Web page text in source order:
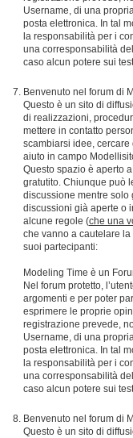
Username, di una
posta elettronica. In tal
la responsabilità per i
una corresponsabilità
caso alcun potere sui
Benvenuto nel forum di
Questo è un sito di
di realizzazioni,
mettere in contatto
scambiarsi idee,
aiuto in campo
Questo spazio è aperto
gratutito. Chiunque può
discussione mentre solo
discussioni già aperte o
alcune regole (che una
che vanno a cautelare
suoi partecipanti:
Modeling Time è un
Nel forum protetto,
argomenti e per poter
esprimere le proprie
registrazione prevede,
Username, di una
posta elettronica. In tal
la responsabilità per i
una corresponsabilità
caso alcun potere sui
Benvenuto nel forum di
Questo è un sito di